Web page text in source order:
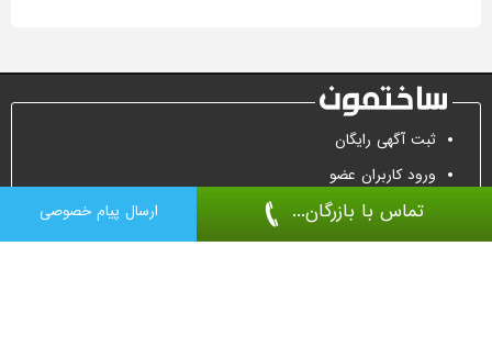
تماس با بازرگان... ارسال پیام خصوصی
ثبت آگهی رایگان
ورود کاربران عضو
تماس جهت تبلیغات